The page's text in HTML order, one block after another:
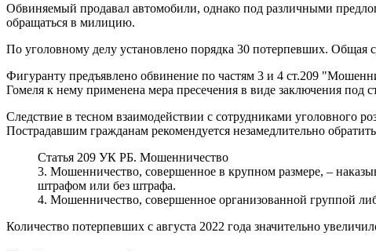
Обвиняемый продавал автомобили, однако под различными
обращаться в милицию.
По уголовному делу установлено порядка 30 потерпевших.
Фигуранту предъявлено обвинение по частям 3 и 4 ст.209
Гомеля к нему применена мера пресечения в виде заключения под
Следствие в тесном взаимодействии с сотрудниками уголовного
Пострадавшим гражданам рекомендуется незамедлительно
Статья 209 УК РБ. Мошенничество
3. Мошенничество, совершенное в крупном размере, –
штрафом или без штрафа.
4. Мошенничество, совершенное организованной группой
Количество потерпевших с августа 2022 года значительно